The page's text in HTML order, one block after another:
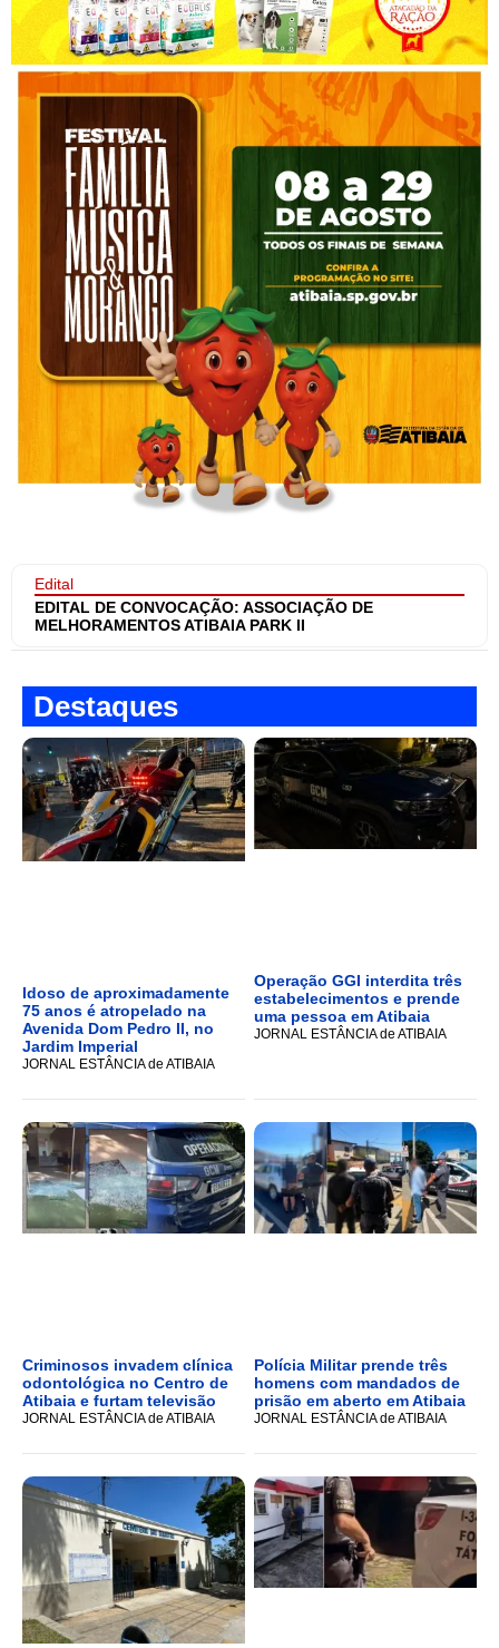
Edital
EDITAL DE CONVOCAÇÃO: ASSOCIAÇÃO DE
MELHORAMENTOS ATIBAIA PARK II
Destaques
Idoso de aproximadamente
75 anos é atropelado na
Avenida Dom Pedro II, no
Jardim Imperial
JORNAL ESTÂNCIA de ATIBAIA
Operação GGI interdita três
estabelecimentos e prende
uma pessoa em Atibaia
JORNAL ESTÂNCIA de ATIBAIA
Criminosos invadem clínica
odontológica no Centro de
Atibaia e furtam televisão
JORNAL ESTÂNCIA de ATIBAIA
Polícia Militar prende três
homens com mandados de
prisão em aberto em Atibaia
JORNAL ESTÂNCIA de ATIBAIA